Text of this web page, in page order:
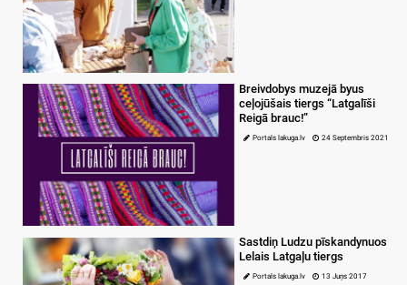
Breivdobys muzejā byus
ceļojūšais tiergs “Latgalīši
Reigā brauc!”
Portals lakuga.lv 24 Septembris 2021
Sastdiņ Ludzu pīskandynuos
Lelais Latgaļu tiergs
Portals lakuga.lv 13 Juņs 2017